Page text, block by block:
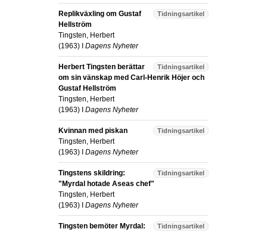
Tidningsartikel
Replikväxling om Gustaf
Hellström
Tingsten, Herbert
(1963) I Dagens Nyheter
Tidningsartikel
Herbert Tingsten berättar
om sin vänskap med Carl-Henrik Höjer och
Gustaf Hellström
Tingsten, Herbert
(1963) I Dagens Nyheter
Tidningsartikel
Kvinnan med piskan
Tingsten, Herbert
(1963) I Dagens Nyheter
Tidningsartikel
Tingstens skildring:
"Myrdal hotade Aseas chef"
Tingsten, Herbert
(1963) I Dagens Nyheter
Tidningsartikel
Tingsten bemöter Myrdal: